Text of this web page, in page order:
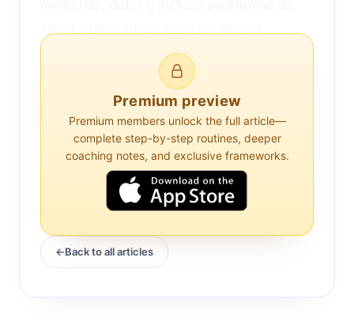
adecuadamente. Comprender cómo crear
un entorno ergonómico puede ayudar a
mitigar estos riesgos y promover una
mejor salud de la columna vertebral.
Para empezar, es importante reconocer el
impacto de una mala postura en la salud
de la columna vertebral. Cuando nos
sentamos durante largos períodos,
especialmente en posiciones que no
apoyan la curva natural de la columna,
ejercemos un estrés indebido sobre las
Premium preview
Premium members unlock the full article—
complete step-by-step routines, deeper
coaching notes, and exclusive frameworks.
Back to all articles